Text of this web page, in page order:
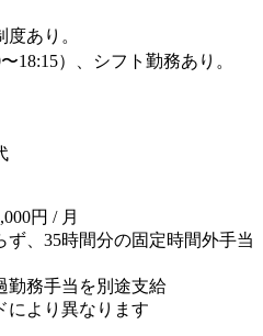
あり。
18:15）、シフト勤務あり。
円 / 月
、35時間分の固定時間外手当
務手当を別途支給
より異なります